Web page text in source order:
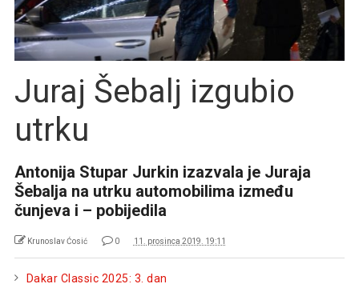
Juraj Šebalj izgubio
utrku
Antonija Stupar Jurkin izazvala je Juraja
Šebalja na utrku automobilima između
čunjeva i – pobijedila
Krunoslav Ćosić 0 11. prosinca 2019. 19:11
Dakar Classic 2025: 3. dan